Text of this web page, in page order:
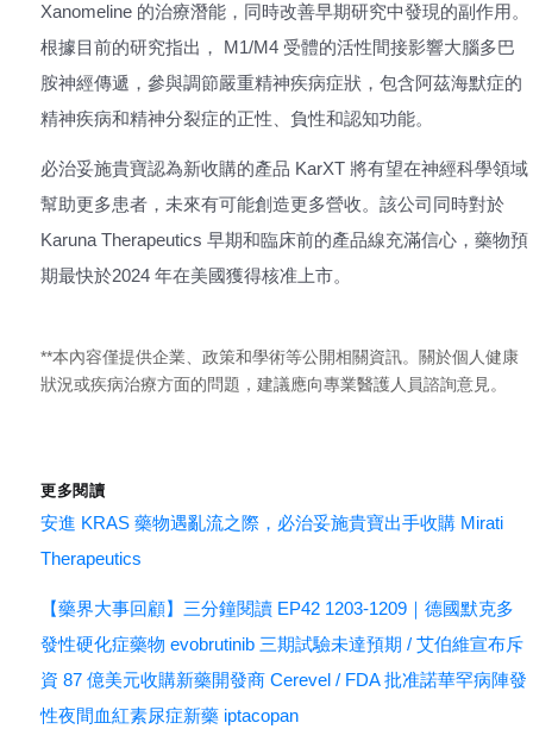
Xanomeline 的治療潛能，同時改善早期研究中發現的副作用。
根據目前的研究指出， M1/M4 受體的活性間接影響大腦多巴
胺神經傳遞，參與調節嚴重精神疾病症狀，包含阿茲海默症的
精神疾病和精神分裂症的正性、負性和認知功能。
必治妥施貴寶認為新收購的產品 KarXT 將有望在神經科學領域
幫助更多患者，未來有可能創造更多營收。該公司同時對於
Karuna Therapeutics 早期和臨床前的產品線充滿信心，藥物預
期最快於2024 年在美國獲得核准上市。
**本內容僅提供企業、政策和學術等公開相關資訊。關於個人健康
狀況或疾病治療方面的問題，建議應向專業醫護人員諮詢意見。
更多閱讀
安進 KRAS 藥物遇亂流之際，必治妥施貴寶出手收購 Mirati
Therapeutics
【藥界大事回顧】三分鐘閱讀 EP42 1203-1209｜德國默克多
發性硬化症藥物 evobrutinib 三期試驗未達預期 / 艾伯維宣布斥
資 87 億美元收購新藥開發商 Cerevel / FDA 批准諾華罕病陣發
性夜間血紅素尿症新藥 iptacopan